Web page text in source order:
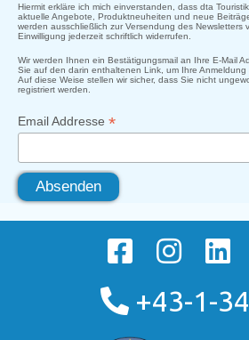
Hiermit erkläre ich mich einverstanden, dass dta
aktuelle Angebote, Produktneuheiten und neue
werden ausschließlich zur Versendung des Newsletters
Einwilligung jederzeit schriftlich widerrufen.
Wir werden Ihnen ein Bestätigungsmail an Ihre E-Mail
Sie auf den darin enthaltenen Link, um Ihre Anmeldung
Auf diese Weise stellen wir sicher, dass Sie nicht
registriert werden.
Email Addresse *
+43-1-